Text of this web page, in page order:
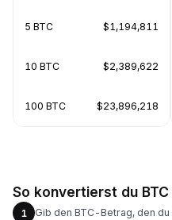
5 BTC $1,194,811
10 BTC $2,389,622
100 BTC $23,896,218
So konvertierst du
1
Gib den BTC-Betrag, den